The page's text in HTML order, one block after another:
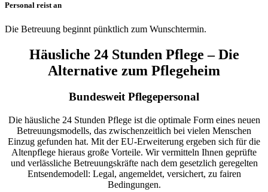
Personal reist an
Die Betreuung beginnt pünktlich zum Wunschtermin.
Häusliche 24 Stunden Pflege – Die
Alternative zum Pflegeheim
Bundesweit Pflegepersonal
Die häusliche 24 Stunden Pflege ist die optimale Form eines neuen
Betreuungsmodells, das zwischenzeitlich bei vielen Menschen
Einzug gefunden hat. Mit der EU-Erweiterung ergeben sich für die
Altenpflege hieraus große Vorteile. Wir vermitteln Ihnen geprüfte
und verlässliche Betreuungskräfte nach dem gesetzlich geregelten
Entsendemodell: Legal, angemeldet, versichert, zu fairen
Bedingungen.